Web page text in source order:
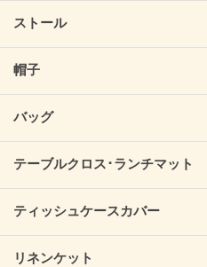
ストール
帽子
バッグ
テーブルクロス･ランチマット
ティッシュケースカバー
リネンケット